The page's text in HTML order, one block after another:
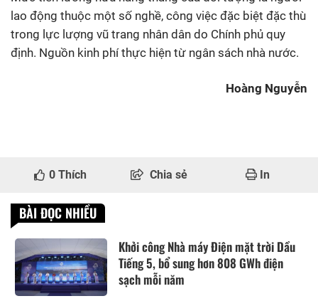
lao động thuộc một số nghề, công việc đặc biệt đặc thù
trong lực lượng vũ trang nhân dân do Chính phủ quy
định. Nguồn kinh phí thực hiện từ ngân sách nhà nước.
Hoàng Nguyễn
0 Thích Chia sẻ In
BÀI ĐỌC NHIỀU
Khởi công Nhà máy Điện mặt trời Dầu
Tiếng 5, bổ sung hơn 808 GWh điện
sạch mỗi năm